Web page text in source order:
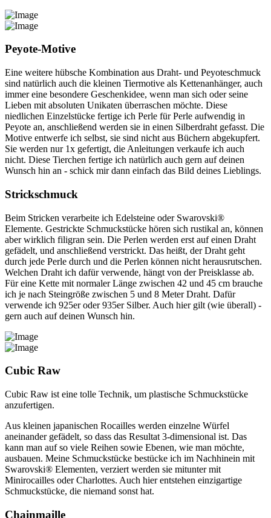
Peyote-Motive
Eine weitere hübsche Kombination aus Draht- und Peyoteschmuck
sind natürlich auch die kleinen Tiermotive als Kettenanhänger, auch
immer eine besondere Geschenkidee, wenn man sich oder seine
Lieben mit absoluten Unikaten überraschen möchte. Diese
niedlichen Einzelstücke fertige ich Perle für Perle aufwendig in
Peyote an, anschließend werden sie in einen Silberdraht gefasst. Die
Motive entwerfe ich selbst, sie sind nicht aus Büchern abgekupfert.
Sie werden nur 1x gefertigt, die Anleitungen verkaufe ich auch
nicht. Diese Tierchen fertige ich natürlich auch gern auf deinen
Wunsch hin an - schick mir dann einfach das Bild deines Lieblings.
Strickschmuck
Beim Stricken verarbeite ich Edelsteine oder Swarovski®
Elemente. Gestrickte Schmuckstücke hören sich rustikal an, können
aber wirklich filigran sein. Die Perlen werden erst auf einen Draht
gefädelt, und anschließend verstrickt. Das heißt, der Draht geht
durch jede Perle durch und die Perlen können nicht herausrutschen.
Welchen Draht ich dafür verwende, hängt von der Preisklasse ab.
Für eine Kette mit normaler Länge zwischen 42 und 45 cm brauche
ich je nach Steingröße zwischen 5 und 8 Meter Draht. Dafür
verwende ich 925er oder 935er Silber. Auch hier gilt (wie überall) -
gern auch auf deinen Wunsch hin.
Cubic Raw
Cubic Raw ist eine tolle Technik, um plastische Schmuckstücke
anzufertigen.
Aus kleinen japanischen Rocailles werden einzelne Würfel
aneinander gefädelt, so dass das Resultat 3-dimensional ist. Das
kann man auf so viele Reihen sowie Ebenen, wie man möchte,
ausbauen. Meine Schmuckstücke bestücke ich im Nachhinein mit
Swarovski® Elementen, verziert werden sie mitunter mit
Minirocailles oder Charlottes. Auch hier entstehen einzigartige
Schmuckstücke, die niemand sonst hat.
Chainmaille